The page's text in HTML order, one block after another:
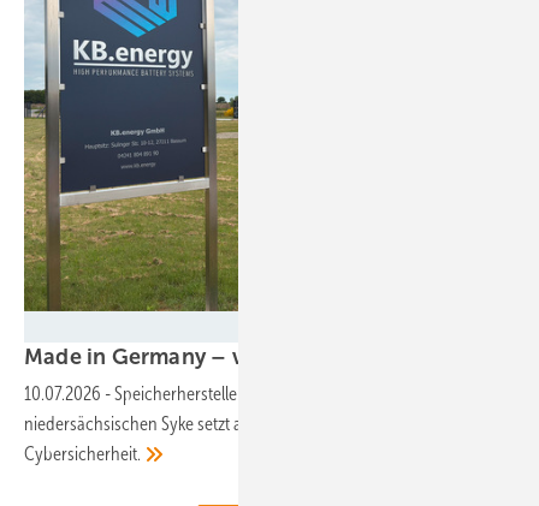
Made in Germany – von innen und
10.07.2026 -Speicherhersteller KB-Energy aus dem
niedersächsischen Syke setzt auf heimische Ressourcen und
Cybersicherheit.